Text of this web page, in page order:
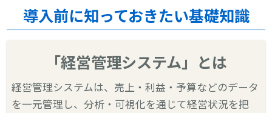
導入前に知っておきたい基礎知識
「経営管理システム」とは
経営管理システムは、売上・利益・予算などのデータ
を一元管理し、分析・可視化を通じて経営状況を把